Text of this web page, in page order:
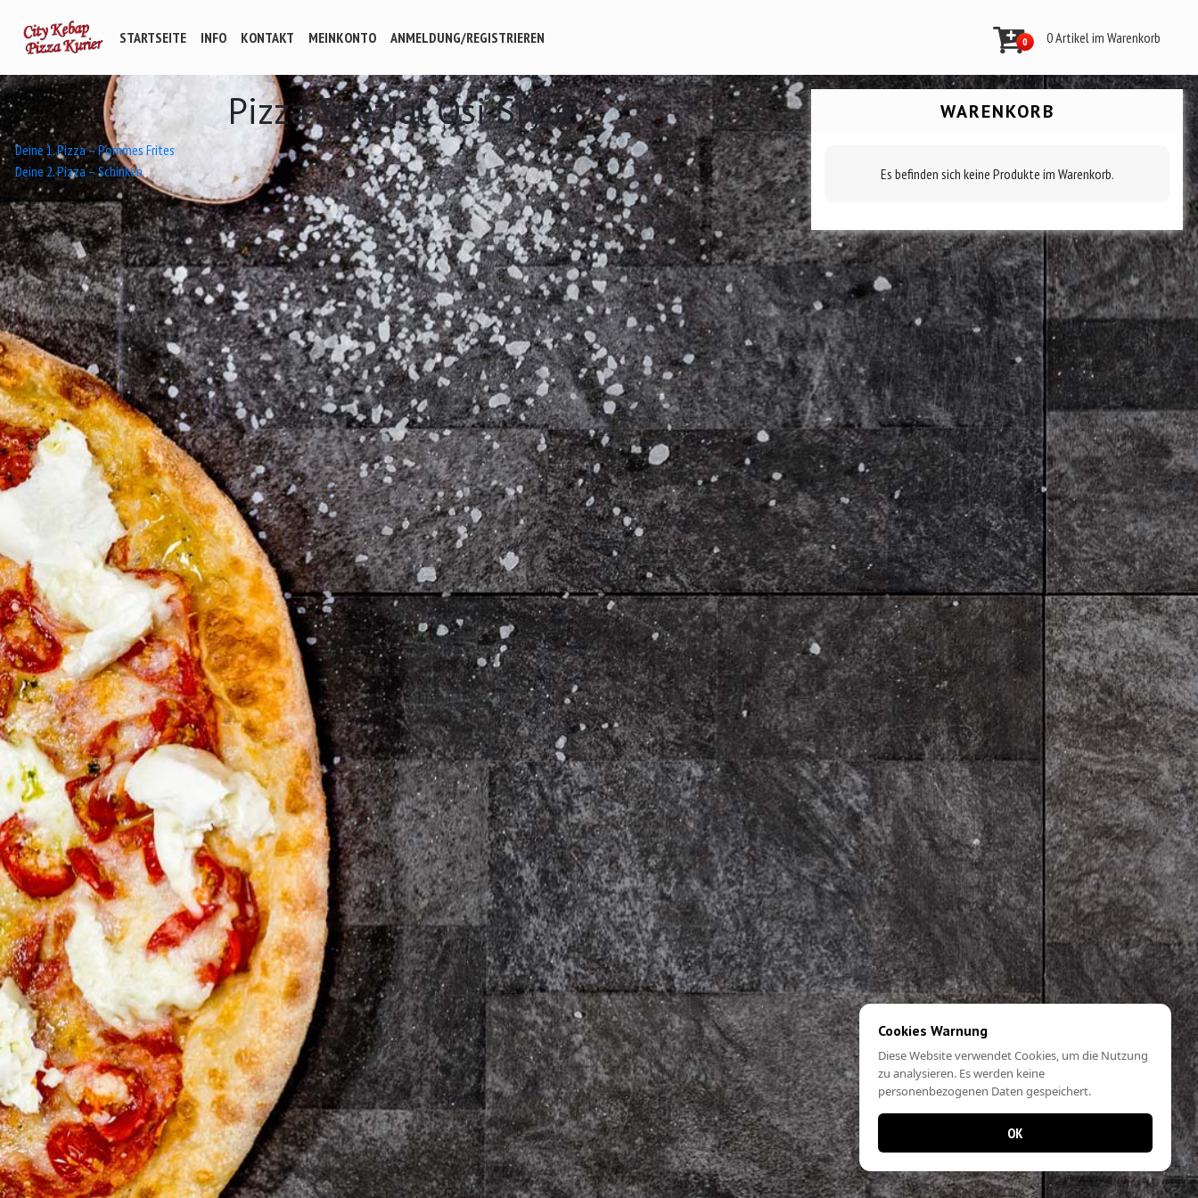
STARTSEITE INFO KONTAKT MEINKONTO ANMELDUNG/REGISTRIEREN 0 0 Artikel im Warenkorb
Pizza Spezial Osi Style
Beitrags-
Navigation
Deine 1. Pizza – Pommes Frites
Deine 2. Pizza – Schinken
WARENKORB
Es befinden sich keine Produkte im Warenkorb.
Cookies Warnung
Diese Website verwendet Cookies, um die Nutzung
zu analysieren. Es werden keine
personenbezogenen Daten gespeichert.
OK